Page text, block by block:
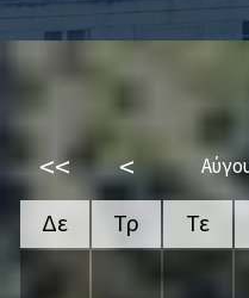
<< <
Δε Τρ Τε